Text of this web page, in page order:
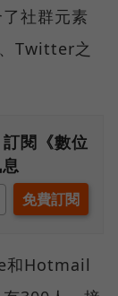
社群元素
Twitter之
閱《數位
和Hotmail